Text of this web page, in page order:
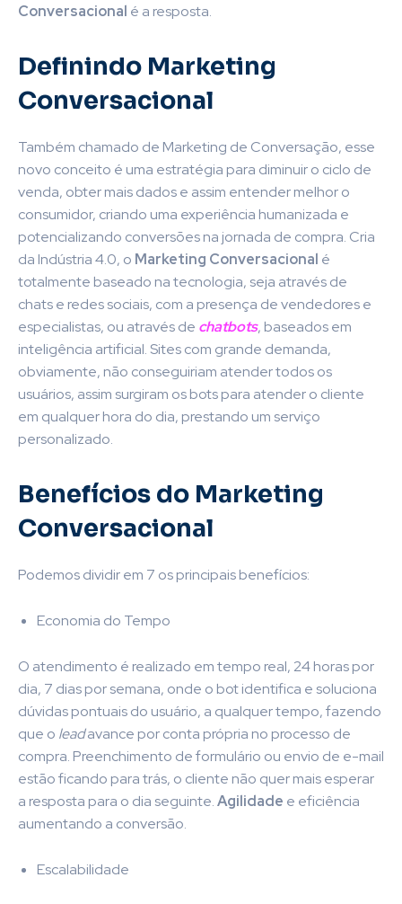
Conversacional é a resposta.
Definindo Marketing
Conversacional
Também chamado de Marketing de Conversação, esse
novo conceito é uma estratégia para diminuir o ciclo de
venda, obter mais dados e assim entender melhor o
consumidor, criando uma experiência humanizada e
potencializando conversões na jornada de compra. Cria
da Indústria 4.0, o Marketing Conversacional é
totalmente baseado na tecnologia, seja através de
chats e redes sociais, com a presença de vendedores e
especialistas, ou através de chatbots, baseados em
inteligência artificial. Sites com grande demanda,
obviamente, não conseguiriam atender todos os
usuários, assim surgiram os bots para atender o cliente
em qualquer hora do dia, prestando um serviço
personalizado.
Benefícios do Marketing
Conversacional
Podemos dividir em 7 os principais benefícios:
Economia do Tempo
O atendimento é realizado em tempo real, 24 horas por
dia, 7 dias por semana, onde o bot identifica e soluciona
dúvidas pontuais do usuário, a qualquer tempo, fazendo
que o leadavance por conta própria no processo de
compra. Preenchimento de formulário ou envio de e-mail
estão ficando para trás, o cliente não quer mais esperar
a resposta para o dia seguinte.Agilidade e eficiência
aumentando a conversão.
Escalabilidade